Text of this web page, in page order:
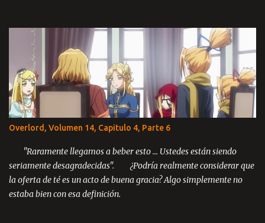
de Kazze y ahora con la amenaza de guerra en contra del mismo
enemigo, todos se encuentran desesperados ante la perspectiva de
luchar una guerra sin posibilidades de victoria. El reino está al
borde del colapso y solo un milagro podría salvarlos. Tabla de
Contenido Prologo Parte 1 Parte 2 Parte 3 Capítulo 1: Un
movimiento inesperado Parte 1-2 Parte 3 Parte 4 Parte 5 Parte 6
Parte 7 Parte 8 Capítulo 2: El principio del fin Parte 1 Parte 2 Parte
3 Parte 4 Parte 5 Parte 6 Parte 7 Parte 8 Parte 9 Capítulo 3: El
último rey Parte 1 Parte 2 Parte 3 ...
Overlord, Volumen 14, Capitulo 4, Parte 6
"Raramente llegamos a beber esto ... Ustedes están siendo
seriamente desagradecidas". ¿Podría realmente considerar que
la oferta de té es un acto de buena gracia? Algo simplemente no
estaba bien con esa definición.